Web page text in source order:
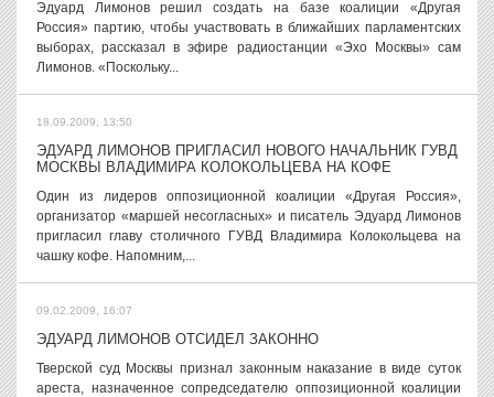
Эдуард Лимонов решил создать на базе коалиции «Другая
Россия» партию, чтобы участвовать в ближайших парламентских
выборах, рассказал в эфире радиостанции «Эхо Москвы» сам
Лимонов. «Поскольку...
18.09.2009, 13:50
ЭДУАРД ЛИМОНОВ ПРИГЛАСИЛ НОВОГО НАЧАЛЬНИК ГУВД
МОСКВЫ ВЛАДИМИРА КОЛОКОЛЬЦЕВА НА КОФЕ
Один из лидеров оппозиционной коалиции «Другая Россия»,
организатор «маршей несогласных» и писатель Эдуард Лимонов
пригласил главу столичного ГУВД Владимира Колокольцева на
чашку кофе. Напомним,...
09.02.2009, 16:07
ЭДУАРД ЛИМОНОВ ОТСИДЕЛ ЗАКОННО
Тверской суд Москвы признал законным наказание в виде суток
ареста, назначенное сопредседателю оппозиционной коалиции